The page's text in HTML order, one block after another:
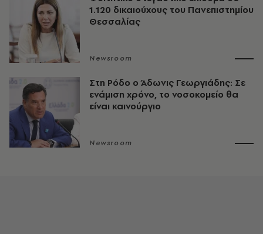
1.120 δικαιούχους του Πανεπιστημίου
Θεσσαλίας
Newsroom
Στη Ρόδο ο Άδωνις Γεωργιάδης: Σε
ενάμιση χρόνο, το νοσοκομείο θα
είναι καινούργιο
Newsroom